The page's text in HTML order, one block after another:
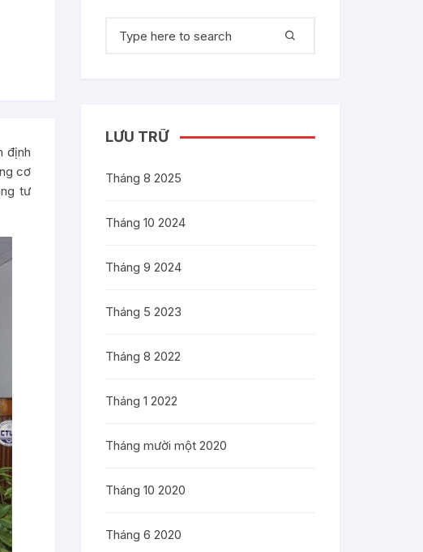
định
cơ
tư
kiếm:
LƯU TRỮ
Tháng 8 2025
Tháng 10 2024
Tháng 9 2024
Tháng 5 2023
Tháng 8 2022
Tháng 1 2022
Tháng mười một 2020
Tháng 10 2020
Tháng 6 2020